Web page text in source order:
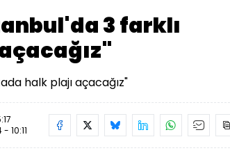
3 farklı
halk plajı açacağız"
10:11